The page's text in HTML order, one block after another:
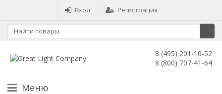
Вход Регистрация
8 (495) 201-10-52
8 (800) 707-41-64
Меню